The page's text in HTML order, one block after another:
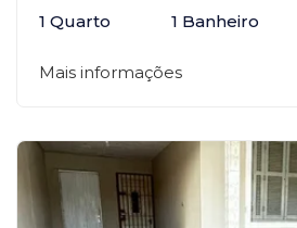
1 Quarto 1 Banheiro
Mais informações